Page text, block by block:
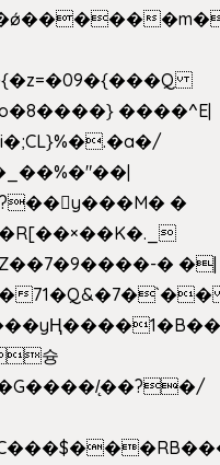
����^E|
�
� �|
슝
̨��?�/